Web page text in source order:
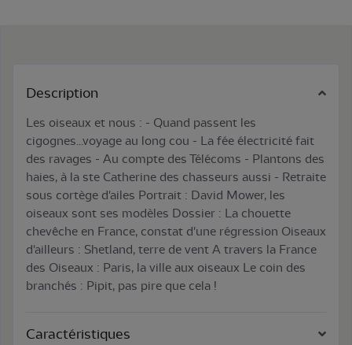
Description
Les oiseaux et nous : - Quand passent les
cigognes...voyage au long cou - La fée électricité fait
des ravages - Au compte des Télécoms - Plantons des
haies, à la ste Catherine des chasseurs aussi - Retraite
sous cortège d'ailes Portrait : David Mower, les
oiseaux sont ses modèles Dossier : La chouette
chevêche en France, constat d'une régression Oiseaux
d'ailleurs : Shetland, terre de vent A travers la France
des Oiseaux : Paris, la ville aux oiseaux Le coin des
branchés : Pipit, pas pire que cela !
Caractéristiques